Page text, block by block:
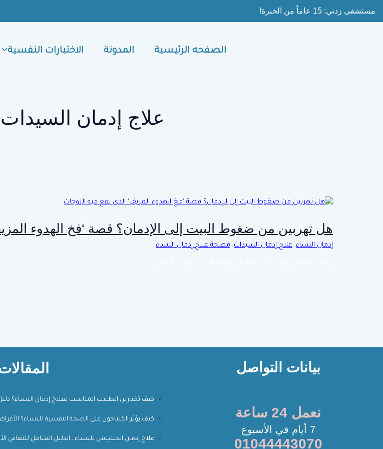
مستشفى زدني: 15 عاماً من الخبرة!
الصفحه الرئيسية المدونة الاختبارات النفسية
علاج إدمان السيدات
هل تهربين من ضغوط البيت إلى الإدمان؟ قصة ‘فخ الهدوء
إدمان النساء,علاج إدمان السيدات, مصحة علاج إدمان النساء
بيانات التواصل
نعمل 24 ساعة
7 أيام في الأسبوع
01044443070
كيف تختارين الطبيب المناسب لعلاج إدمان النساء؟
كيف يؤثر الكبتاجون على الصحة النفسية للنساء؟
علاج إدمان الحشيش للنساء.. الدليل الشامل للتعافي